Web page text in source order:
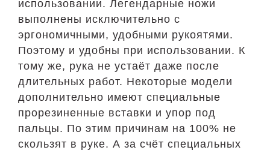
использовании. Легендарные ножи
выполнены исключительно с
эргономичными, удобными рукоятями.
Поэтому и удобны при использовании. К
тому же, рука не устаёт даже после
длительных работ. Некоторые модели
дополнительно имеют специальные
прорезиненные вставки и упор под
пальцы. По этим причинам на 100% не
скользят в руке. А за счёт специальных